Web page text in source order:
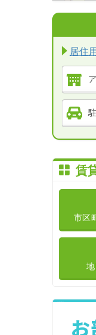
居住
賃
市区